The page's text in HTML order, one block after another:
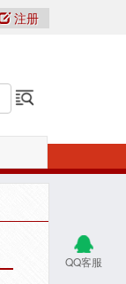
注册
QQ客服